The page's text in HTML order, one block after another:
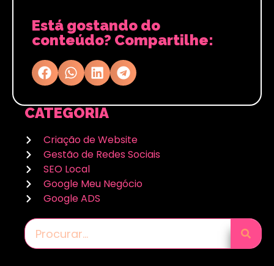
Está gostando do
conteúdo? Compartilhe:
CATEGORIA
Criação de Website
Gestão de Redes Sociais
SEO Local
Google Meu Negócio
Google ADS